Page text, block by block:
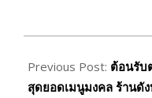
02-
15
Previous Post: ต้อนรับ
สุดยอดเมนูมงคล ร้านดั